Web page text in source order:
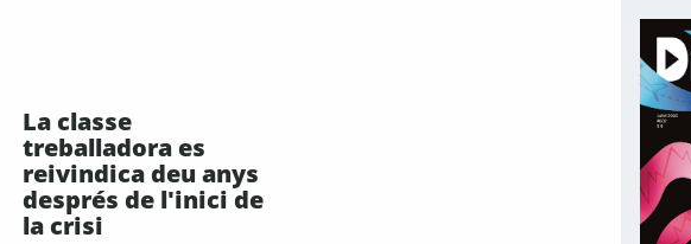
La classe
treballadora es
reivindica deu anys
després de l'inici de
la crisi